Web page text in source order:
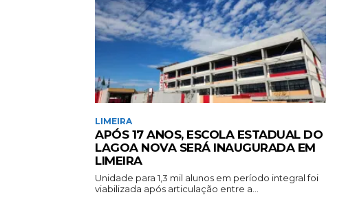
LIMEIRA
APÓS 17 ANOS, ESCOLA ESTADUAL DO
LAGOA NOVA SERÁ INAUGURADA EM
LIMEIRA
Unidade para 1,3 mil alunos em período integral foi
viabilizada após articulação entre a...